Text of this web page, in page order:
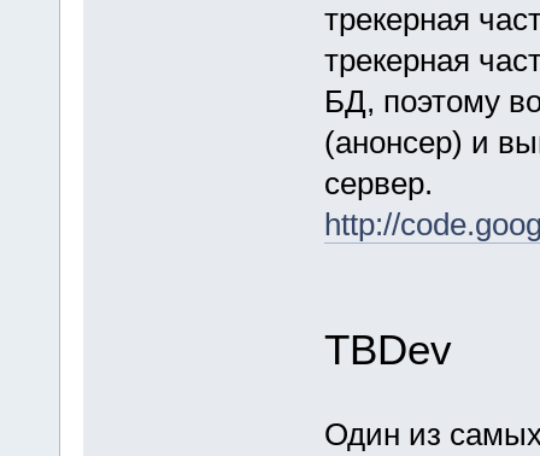
трекерная
трекерная
БД, поэтому
(анонсер) и
сервер.
http://
TBDev
Один из